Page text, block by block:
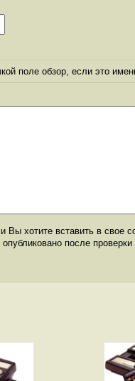
поле обзор, если это
Вы хотите вставить в свое
после